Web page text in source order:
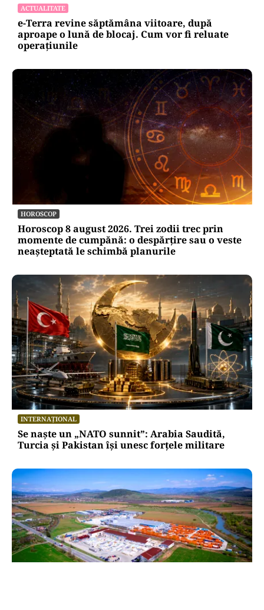
ACTUALITATE
e-Terra revine săptămâna viitoare, după
aproape o lună de blocaj. Cum vor fi reluate
operațiunile
HOROSCOP
Horoscop 8 august 2026. Trei zodii trec prin
momente de cumpănă: o despărțire sau o veste
neașteptată le schimbă planurile
INTERNAȚIONAL
Se naște un „NATO sunnit”: Arabia Saudită,
Turcia și Pakistan își unesc forțele militare